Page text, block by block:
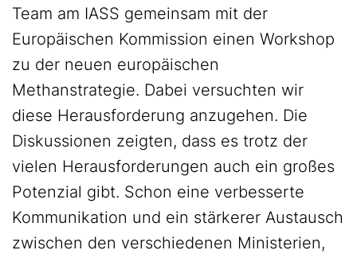
Team am IASS gemeinsam mit der
Europäischen Kommission einen Workshop
zu der neuen europäischen
Methanstrategie. Dabei versuchten wir
diese Herausforderung anzugehen. Die
Diskussionen zeigten, dass es trotz der
vielen Herausforderungen auch ein großes
Potenzial gibt. Schon eine verbesserte
Kommunikation und ein stärkerer Austausch
zwischen den verschiedenen Ministerien,